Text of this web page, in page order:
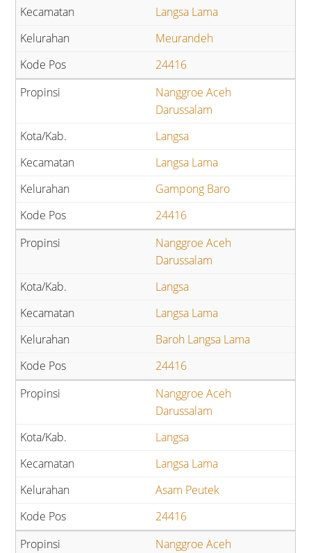
Langsa Lama
Meurandeh
24416
Nanggroe Aceh
Darussalam
Langsa
Langsa Lama
Gampong Baro
24416
Nanggroe Aceh
Darussalam
Langsa
Langsa Lama
Baroh Langsa Lama
24416
Nanggroe Aceh
Darussalam
Langsa
Langsa Lama
Asam Peutek
24416
Nanggroe Aceh